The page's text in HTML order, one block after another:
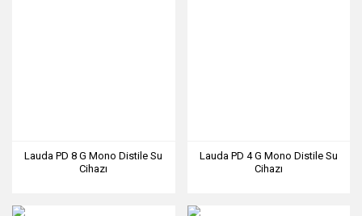
Lauda PD 8 G Mono Distile Su
Cihazı
Lauda PD 4 G Mono Distile Su
Cihazı